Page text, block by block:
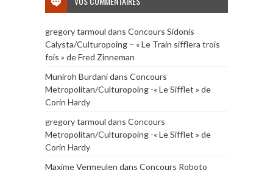
gregory tarmoul dans Concours Sidonis
Calysta/Culturopoing – « Le Train sifflera trois
fois » de Fred Zinneman
Muniroh Burdanidans Concours
Metropolitan/Culturopoing -« Le Sifflet » de
Corin Hardy
gregory tarmoul dans Concours
Metropolitan/Culturopoing -« Le Sifflet » de
Corin Hardy
Maxime Vermeulen dans Concours Roboto